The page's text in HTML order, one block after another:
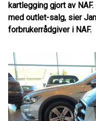
kartlegging gjort av
med outlet-salg, sier
forbrukerrådgiver i NAF.